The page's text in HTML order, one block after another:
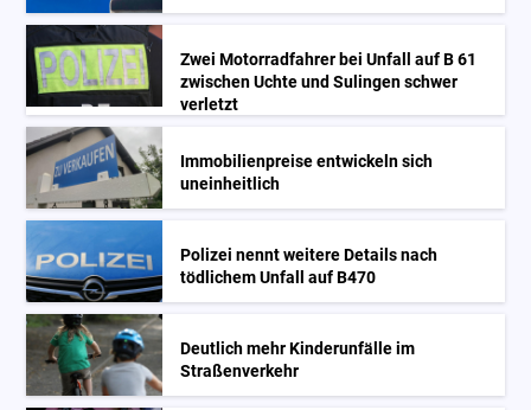
Zwei Motorradfahrer bei Unfall auf B 61
zwischen Uchte und Sulingen schwer
verletzt
Immobilienpreise entwickeln sich
uneinheitlich
Polizei nennt weitere Details nach
tödlichem Unfall auf B470
Deutlich mehr Kinderunfälle im
Straßenverkehr